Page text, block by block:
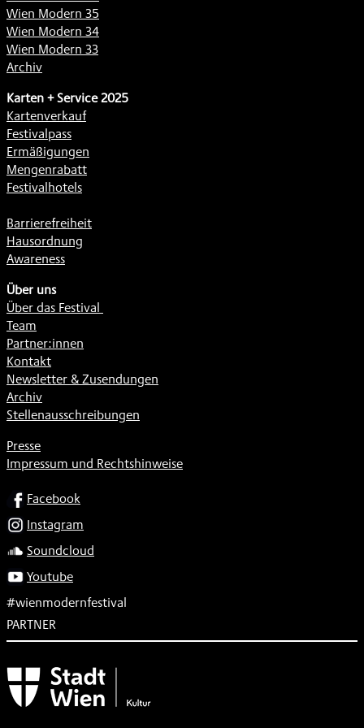
Wien Modern 35
Wien Modern 34
Wien Modern 33
Archiv
Karten + Service 2025
Kartenverkauf
Festivalpass
Ermäßigungen
Mengenrabatt
Festivalhotels
Barrierefreiheit
Hausordnung
Awareness
Über uns
Über das Festival
Team
Partner:innen
Kontakt
Newsletter & Zusendungen
Archiv
Stellenausschreibungen
Presse
Impressum und Rechtshinweise
SOCIALFacebook
Instagram
Soundcloud
Youtube
#wienmodernfestival
PARTNER
Subventionsgeber